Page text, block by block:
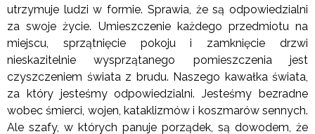
utrzymuje ludzi w formie. Sprawia, że są odpowiedzialni
za swoje życie. Umieszczenie każdego przedmiotu na
miejscu, sprzątnięcie pokoju i zamknięcie drzwi
nieskazitelnie wysprzątanego pomieszczenia jest
czyszczeniem świata z brudu. Naszego kawałka świata,
za który jesteśmy odpowiedzialni. Jesteśmy bezradne
wobec śmierci, wojen, kataklizmów i koszmarów sennych.
Ale szafy, w których panuje porządek, są dowodem, że